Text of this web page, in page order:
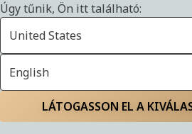
Úgy tűnik, Ön itt található:
United States
English
LÁTOGASSON EL A
JULY 28, 2025